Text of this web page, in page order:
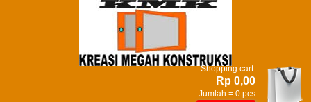
Shopping cart:
Rp 0,00
Jumlah = 0 pcs